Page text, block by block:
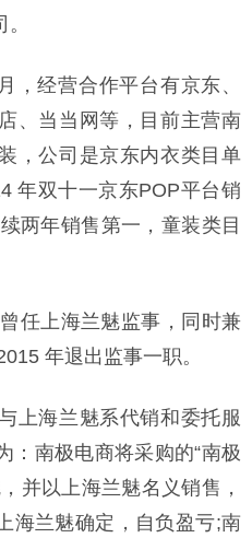
，经营合作平台有京东、
、当当网等，目前主营南
，公司是京东内衣类目单
年双十一京东POP平台销
两年销售第一，童装类目
任上海兰魅监事，同时兼
年退出监事一职。
上海兰魅系代销和委托服
：南极电商将采购的“南极
并以上海兰魅名义销售，
海兰魅确定，自负盈亏;南